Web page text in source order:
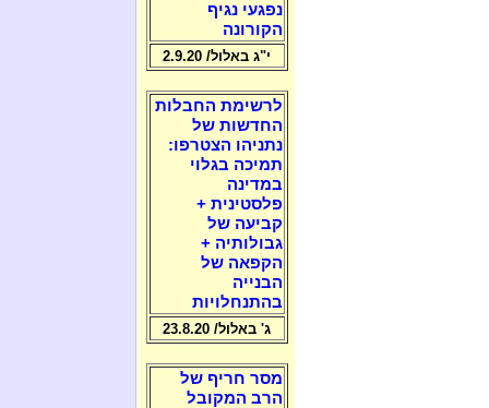
נפגעי נגיף
הקורונה
י"ג באלול/ 2.9.20
לרשימת החבלות
החדשות של
נתניהו הצטרפו:
תמיכה בגלוי
במדינה
פלסטינית +
קביעה של
גבולותיה +
הקפאה של
הבנייה
בהתנחלויות
ג' באלול/ 23.8.20
מסר חריף של
הרב המקובל